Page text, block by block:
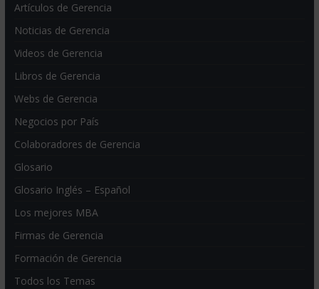
Artículos de Gerencia
Noticias de Gerencia
Videos de Gerencia
Libros de Gerencia
Webs de Gerencia
Negocios por País
Colaboradores de Gerencia
Glosario
Glosario Inglés – Español
Los mejores MBA
Firmas de Gerencia
Formación de Gerencia
Todos los Temas